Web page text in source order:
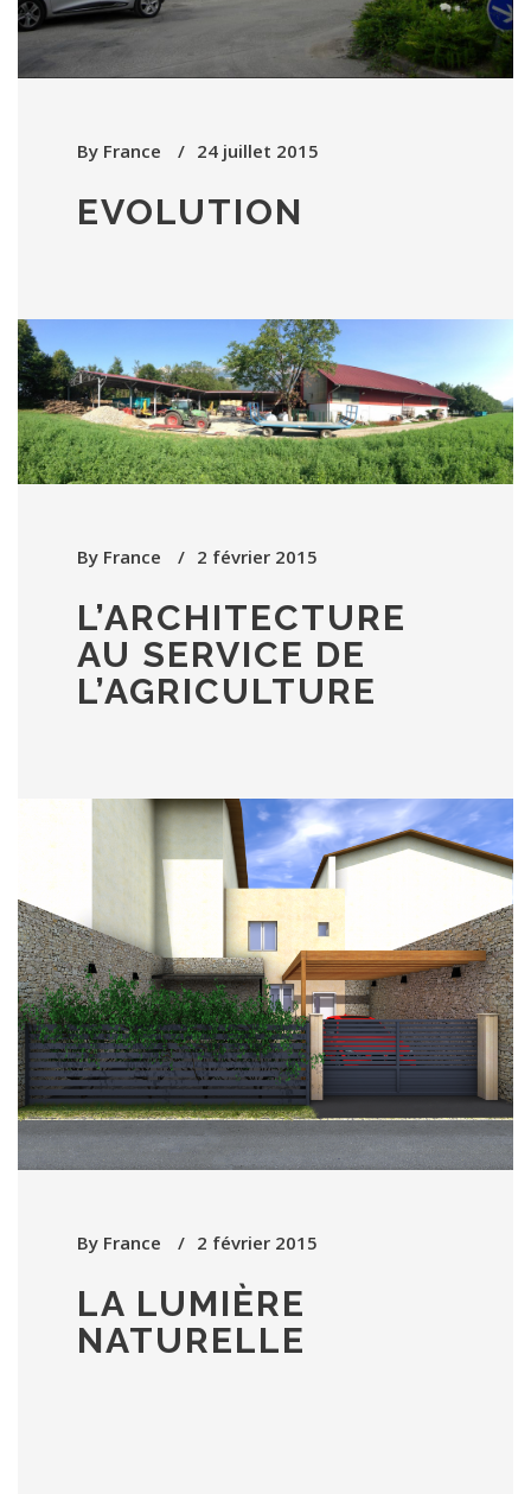
By France 24 juillet 2015
EVOLUTION
By France 2 février 2015
L’ARCHITECTURE
AU SERVICE DE
L’AGRICULTURE
By France 2 février 2015
LA LUMIÈRE
NATURELLE